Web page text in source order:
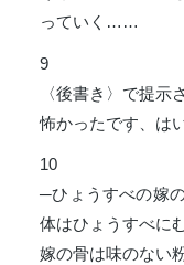
っていく……
9
〈後書き〉で提示
怖かったです、
10
─ひょうすべの嫁
体はひょうすべに
嫁の骨は味のない